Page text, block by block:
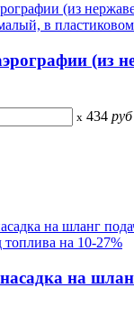
(из
x 434 руб
на